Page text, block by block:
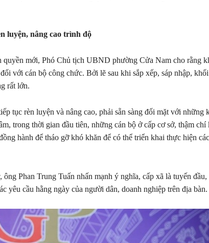
luyện, nâng cao trình độ
quyền mới, Phó Chủ tịch UBND phường Cửa Nam cho rằng
với cán bộ công chức. Bởi lẽ sau khi sắp xếp, sáp nhập,
rất lớn.
tục rèn luyện và nâng cao, phải sẵn sàng đối mặt với những
trong thời gian đầu tiên, những cán bộ ở cấp cơ sở, thậm chí
hành để tháo gỡ khó khăn để có thể triển khai thực hiện các
ông Phan Trung Tuấn nhấn mạnh ý nghĩa, cấp xã là tuyến đầu,
yêu cầu hằng ngày của người dân, doanh nghiệp trên địa bàn.